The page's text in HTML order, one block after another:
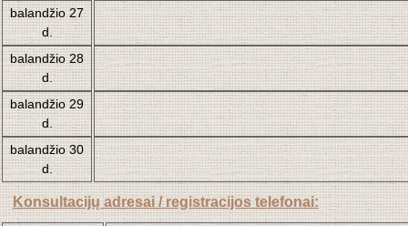
balandžio 27
d.
balandžio 28
d.
balandžio 29
d.
balandžio 30
d.
Konsultacijų adresai / registracijos telefonai: